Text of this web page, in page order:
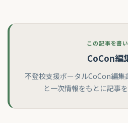
この記事を書
CoCon編
不登校支援ポータルCoCon編
と一次情報をもとに記事